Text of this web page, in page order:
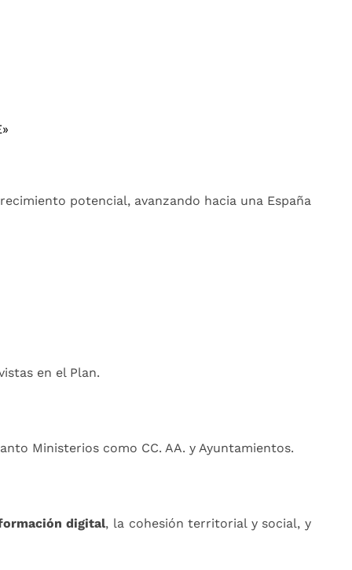
potencial, avanzando hacia una España
en el Plan.
Ministerios como CC. AA. y Ayuntamientos.
digital, la cohesión territorial y social, y